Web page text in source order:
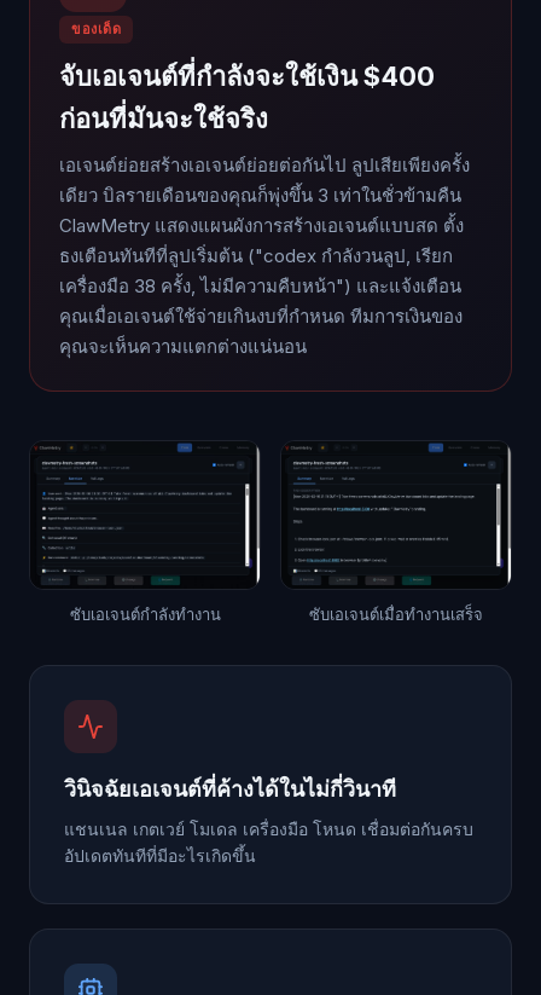
ของเด็ด
จับเอเจนต์ที่กำลังจะใช้เงิน $400
ก่อนที่มันจะใช้จริง
เอเจนต์ย่อยสร้างเอเจนต์ย่อยต่อกันไป ลูปเสียเพียงครั้ง
เดียว บิลรายเดือนของคุณก็พุ่งขึ้น 3 เท่าในชั่วข้ามคืน
ClawMetry แสดงแผนผังการสร้างเอเจนต์แบบสด ตั้ง
ธงเตือนทันทีที่ลูปเริ่มต้น ("codex กำลังวนลูป, เรียก
เครื่องมือ 38 ครั้ง, ไม่มีความคืบหน้า") และแจ้งเตือน
คุณเมื่อเอเจนต์ใช้จ่ายเกินงบที่กำหนด ทีมการเงินของ
คุณจะเห็นความแตกต่างแน่นอน
ซับเอเจนต์กำลังทำงาน ซับเอเจนต์เมื่อทำงานเสร็จ
วินิจฉัยเอเจนต์ที่ค้างได้ในไม่กี่วินาที
แชนเนล เกตเวย์ โมเดล เครื่องมือ โหนด เชื่อมต่อกันครบ
อัปเดตทันทีที่มีอะไรเกิดขึ้น